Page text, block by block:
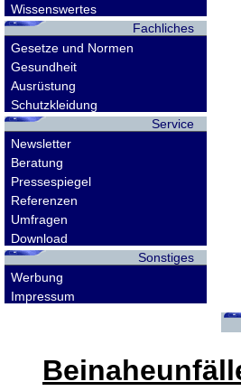
Wissenswertes
Fachliches
Gesetze und Normen
Gesundheit
Ausrüstung
Schutzkleidung
Service
Newsletter
Beratung
Pressespiegel
Referenzen
Umfragen
Download
Sonstiges
Werbung
Impressum